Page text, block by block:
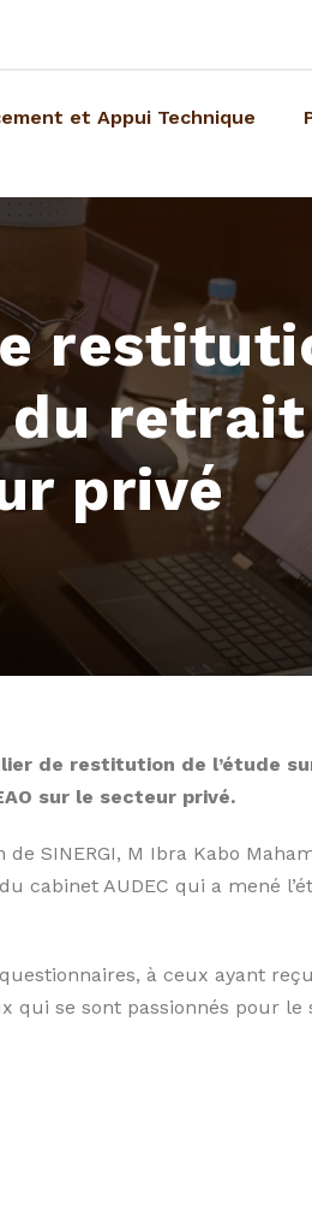
et Appui Technique
du
privé
de restitution de l’étude
sur le secteur privé.
SINERGI, M Ibra Kabo
cabinet AUDEC qui a mené
à ceux ayant
qui se sont passionnés pour le